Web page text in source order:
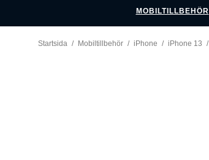
MOBILTILLBEHÖR
Startsida / Mobiltillbehör / iPhone / iPhone 13 /